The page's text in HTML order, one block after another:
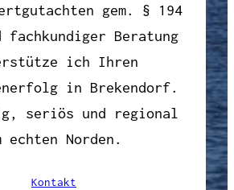
gem. § 194
fachkundiger Beratung
ich Ihren
in Brekendorf.
seriös und regional
echten Norden.
Kontakt